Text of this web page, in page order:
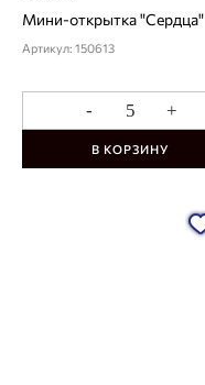
Мини-открытка "Сердца"
Артикул: 150613
- +
В КОРЗИНУ